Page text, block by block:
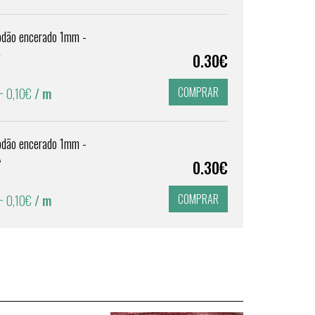
encerado 1mm -
0,10€ / m
0.30€
COMPRAR
encerado 1mm -
0,10€ / m
0.30€
COMPRAR